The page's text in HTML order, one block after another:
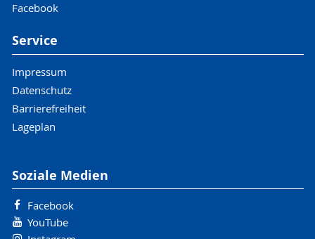
Facebook
Service
Impressum
Datenschutz
Barrierefreiheit
Lageplan
Soziale Medien
Facebook
YouTube